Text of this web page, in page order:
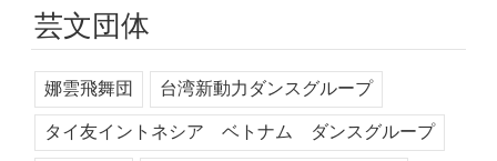
芸文団体
娜雲飛舞団 台湾新動力ダンスグループ
タイ友イントネシア ベトナム ダンスグループ